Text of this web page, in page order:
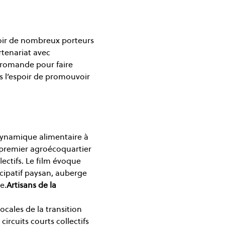
de nombreux porteurs
avec
pour faire
l’espoir de promouvoir
alimentaire à
agroécoquartier
Le film évoque
paysan, auberge
Artisans de la
de la transition
courts collectifs